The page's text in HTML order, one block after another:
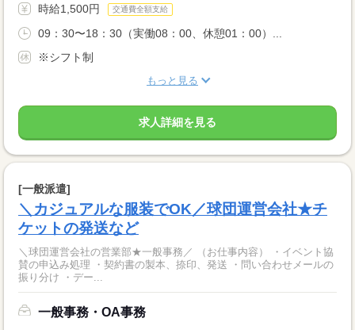
時給1,500円 交通費全額支給
09：30〜18：30（実働08：00、休憩01：00）...
※シフト制
もっと見る
求人詳細を見る
[一般派遣]
＼カジュアルな服装でOK／球団運営会社★チ
ケットの発送など
＼球団運営会社の営業部★一般事務／ （お仕事内容） ・イベント協
賛の申込み処理 ・契約書の製本、捺印、発送 ・問い合わせメールの
振り分け ・デー...
一般事務・OA事務